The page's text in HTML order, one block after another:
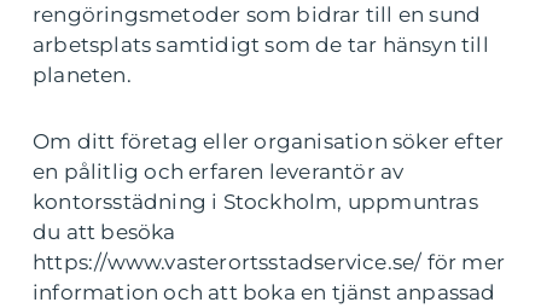
rengöringsmetoder som bidrar till en sund
arbetsplats samtidigt som de tar hänsyn till
planeten.
Om ditt företag eller organisation söker efter
en pålitlig och erfaren leverantör av
kontorsstädning i Stockholm, uppmuntras
du att besöka
https://www.vasterortsstadservice.se/ för mer
information och att boka en tjänst anpassad